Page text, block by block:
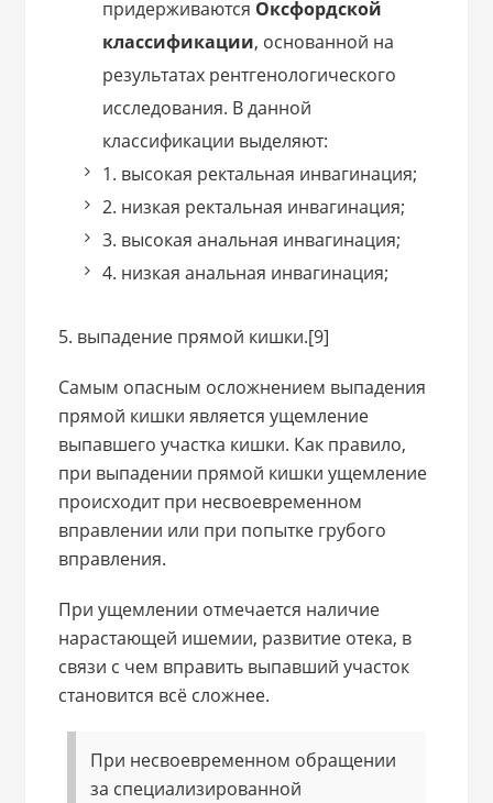
придерживаются Оксфордской
классификации, основанной на
результатах рентгенологического
исследования. В данной
классификации выделяют:
1. высокая ректальная инвагинация;
2. низкая ректальная инвагинация;
3. высокая анальная инвагинация;
4. низкая анальная инвагинация;
5. выпадение прямой кишки.[9]
Самым опасным осложнением выпадения
прямой кишки является ущемление
выпавшего участка кишки. Как правило,
при выпадении прямой кишки ущемление
происходит при несвоевременном
вправлении или при попытке грубого
вправления.
При ущемлении отмечается наличие
нарастающей ишемии, развитие отека, в
связи с чем вправить выпавший участок
становится всё сложнее.
При несвоевременном обращении
за специализированной